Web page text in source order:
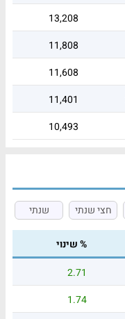
13,208
11,808
11,608
11,401
10,493
חצי שנתי שנתי
% שינוי
2.71
1.74